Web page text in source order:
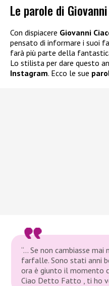
Le parole di
Con dispiacere Giovanni
pensato di informare i suoi
farà più parte della
Lo stilista per dare questo
Instagram. Ecco le sue
“… Se non cambiasse
farfalle. Sono stati anni
ora è giunto il momento
Ciao Detto Fatto , ti ho